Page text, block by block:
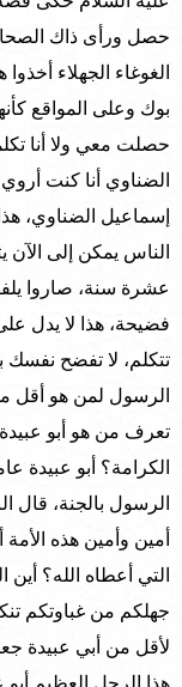
حصل ورأى ذاك
الغوغاء الجهلاء
بوك وعلى المواقع
حصلت معي ولا أنا
الضناوي أنا كنت
إسماعيل الضناوي،
الناس يمكن إلى الآن
عشرة سنة، صاروا
فضيحة، هذا لا يدل
تتكلم، لا تفضح نفسك
الرسول لمن هو أقل
تعرف من هو أبو
الكرامة؟ أبو عبيدة
الرسول بالجنة، قال
أمين وأمين هذه
التي أعطاه الله؟
جهلكم من غباوتكم
لأقل من أبي عبيدة